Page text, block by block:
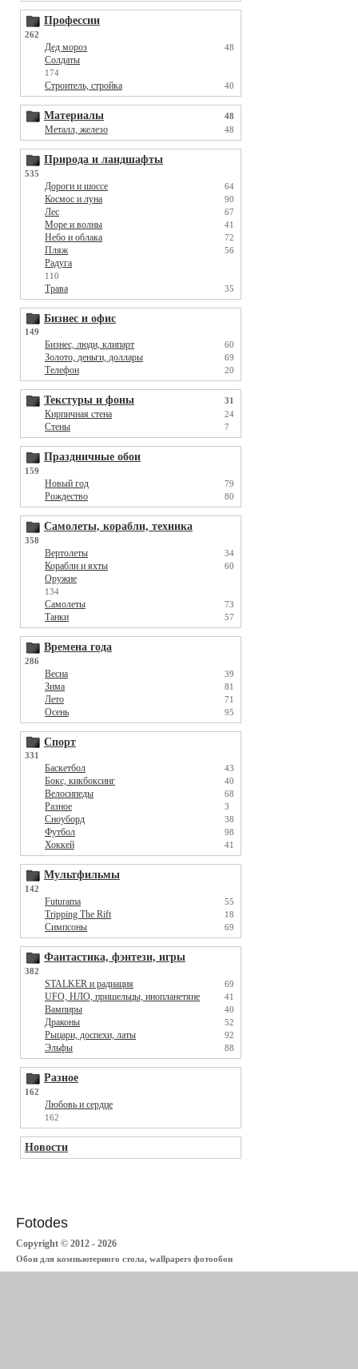
Профессии
262
Дед мороз 48
Солдаты
174
Строитель, стройка 40
Материалы 48
Металл, железо 48
Природа и ландшафты
535
Дороги и шоссе 64
Космос и луна 90
Лес 67
Море и волны 41
Небо и облака 72
Пляж 56
Радуга
110
Трава 35
Бизнес и офис
149
Бизнес, люди, клипарт 60
Золото, деньги, доллары 69
Телефон 20
Текстуры и фоны 31
Кирпичная стена 24
Стены 7
Праздничные обои
159
Новый год 79
Рождество 80
Самолеты, корабли, техника
358
Вертолеты 34
Корабли и яхты 60
Оружие
134
Самолеты 73
Танки 57
Времена года
286
Весна 39
Зима 81
Лето 71
Осень 95
Спорт
331
Баскетбол 43
Бокс, кикбоксинг 40
Велосипеды 68
Разное 3
Сноуборд 38
Футбол 98
Хоккей 41
Мультфильмы
142
Futurama 55
Tripping The Rift 18
Симпсоны 69
Фантастика, фэнтези, игры
382
STALKER и радиация 69
UFO, НЛО, пришельцы, инопланетяне 41
Вампиры 40
Драконы 52
Рыцари, доспехи, латы 92
Эльфы 88
Разное
162
Любовь и сердце
162
Новости
Fotodes
Copyright © 2012 - 2026
Обои для компьютерного стола, wallpapers фотообои